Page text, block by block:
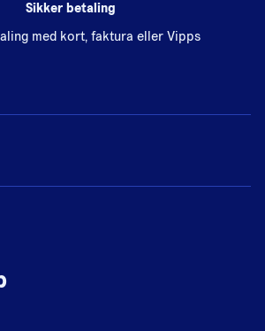
Sikker betaling
med kort, faktura eller Vipps